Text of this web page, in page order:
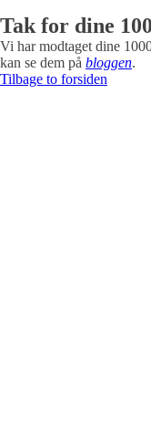
Tak for dine
Vi har modtaget dine
kan se dem på bloggen.
Tilbage to forsiden